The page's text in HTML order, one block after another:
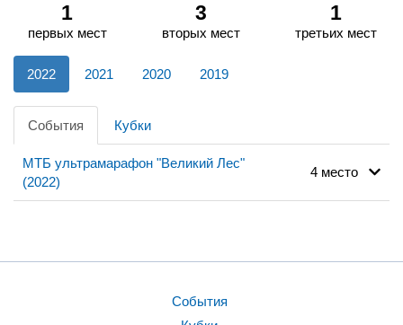
1
первых мест
3
вторых мест
1
третьих мест
2022 2021 2020 2019
События Кубки
МТБ ультрамарафон "Великий Лес"
(2022)
4 место
События